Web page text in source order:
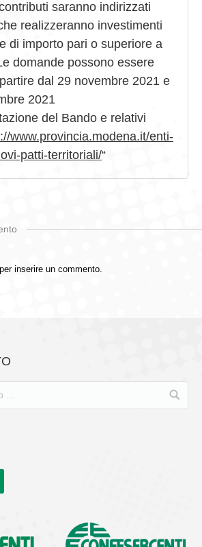
saranno indirizzati
realizzeranno investimenti
di importo pari o superiore a
domande possono essere
dal 29 novembre 2021 e
2021
del Bando e relativi
www.provincia.modena.it/enti-
patti-territoriali/“
per inserire un commento.